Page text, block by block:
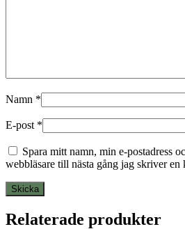
Namn *
E-post *
Spara mitt namn, min e-postadress
webbläsare till nästa gång jag skriver en
Relaterade produkter